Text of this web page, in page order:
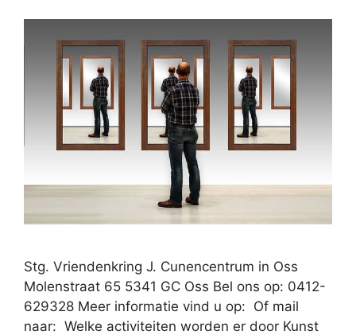
Stg. Vriendenkring J. Cunencentrum in Oss
Molenstraat 65 5341 GC Oss Bel ons op: 0412-
629328 Meer informatie vind u op: Of mail
naar: Welke activiteiten worden er door Kunst